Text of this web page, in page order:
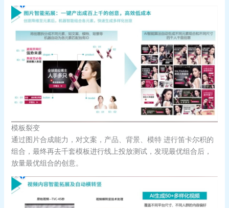
模板裂变
通过图片合成能力，对文案，产品、背景、模特 进行笛卡尔积的
组合，最终再去千套模板进行线上投放测试，发现最优组合后，
放量最优组合的创意。